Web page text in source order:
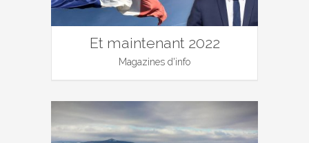
Et maintenant 2022
Magazines d'info